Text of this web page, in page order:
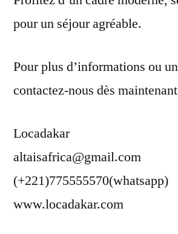
pour un séjour agréable.
Pour plus d’informations ou
contactez-nous dès
Locadakar
altaisafrica@gmail.com
(+221)775555570(whatsapp)
www.locadakar.com